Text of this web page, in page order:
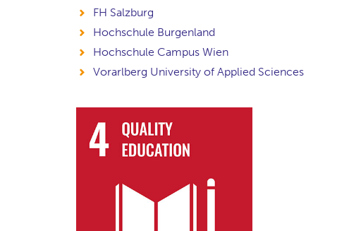
FH Salzburg
Hochschule Burgenland
Hochschule Campus Wien
Vorarlberg University of Applied Sciences